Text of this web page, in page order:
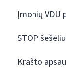
Įmonių VDU
STOP
Krašto